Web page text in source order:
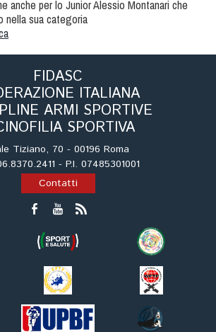
anche per lo Junior Alessio Montanari che
nella sua categoria
FIDASC
ITALIANA
ARMI SPORTIVE
SPORTIVA
Tiziano, 70 - 00196 Roma
- P.I. 07485301001
Contatti
Dog Triathlon
Nosework
Obedience
Rally Obedience
Retriever Sport
Ricerca Tartufo
Sheepdog
Sport acquatici
Treibball
Ipo Delta
Freestyle
Protezione civile Sportiva